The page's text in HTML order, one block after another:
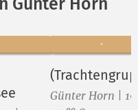
Günter Horn |